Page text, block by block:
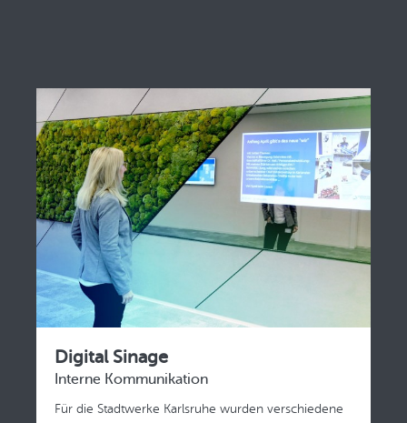
Digital Sinage
Interne Kommunikation
Für die Stadtwerke Karlsruhe wurden verschiedene